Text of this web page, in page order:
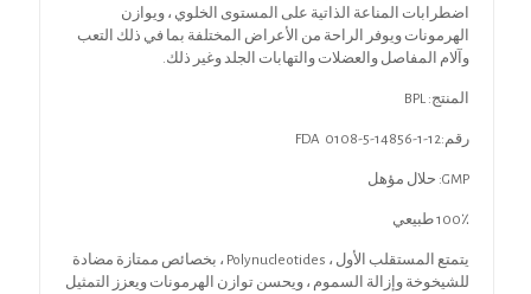
اضطرابات المناعة الذاتية على المستوى الخلوي ، ويوازن
الهرمونات ويوفر الراحة من الأعراض المختلفة بما في ذلك التعب
وآلام المفاصل والعضلات والتهابات الجلد وغير ذلك.
المنتج: BPL
رقم:FDA 0108-5-14856-1-12
GMP: حلال مؤهل
100٪ طبيعي
يتمتع المستقلب الأول ، Polynucleotides ، بخصائص ممتازة مضادة
للشيخوخة وإزالة السموم ، ويحسن توازن الهرمونات ويعزز التمثيل